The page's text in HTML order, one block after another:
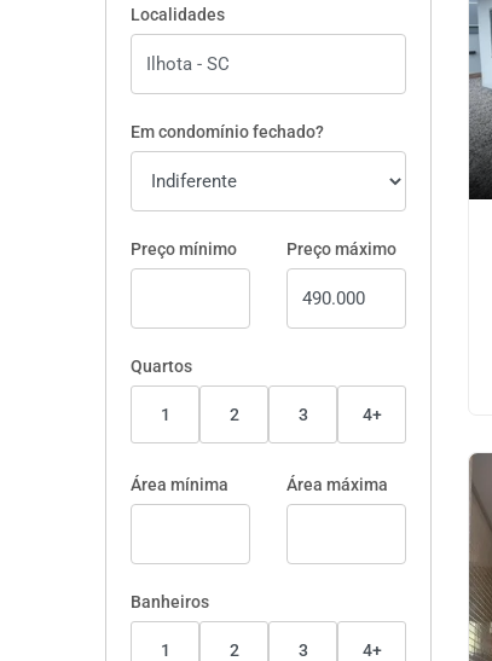
Localidades
Em condomínio fechado?
Preço mínimo Preço máximo
Quartos
1 2 3 4+
Área mínima Área máxima
Banheiros
1 2 3 4+